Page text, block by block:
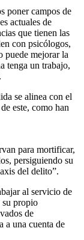
poner campos de
actuales de
que tienen las
con psicólogos,
puede mejorar la
tenga un trabajo,
se alinea con el
este, como han
para mortificar,
persiguiendo su
del delito”.
al servicio de
su propio
de
a una cuenta de